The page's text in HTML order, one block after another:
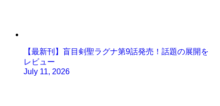
【最新刊】盲目剣聖ラグナ第9話発売！話題の展開を
レビュー
July 11, 2026